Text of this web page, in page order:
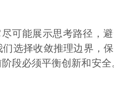
可能展示思考路径，避
选择收敛推理边界，保
段必须平衡创新和安全